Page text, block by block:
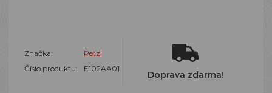
Značka:
Petzl
Číslo produktu:
E102AA01
Doprava zdarma!